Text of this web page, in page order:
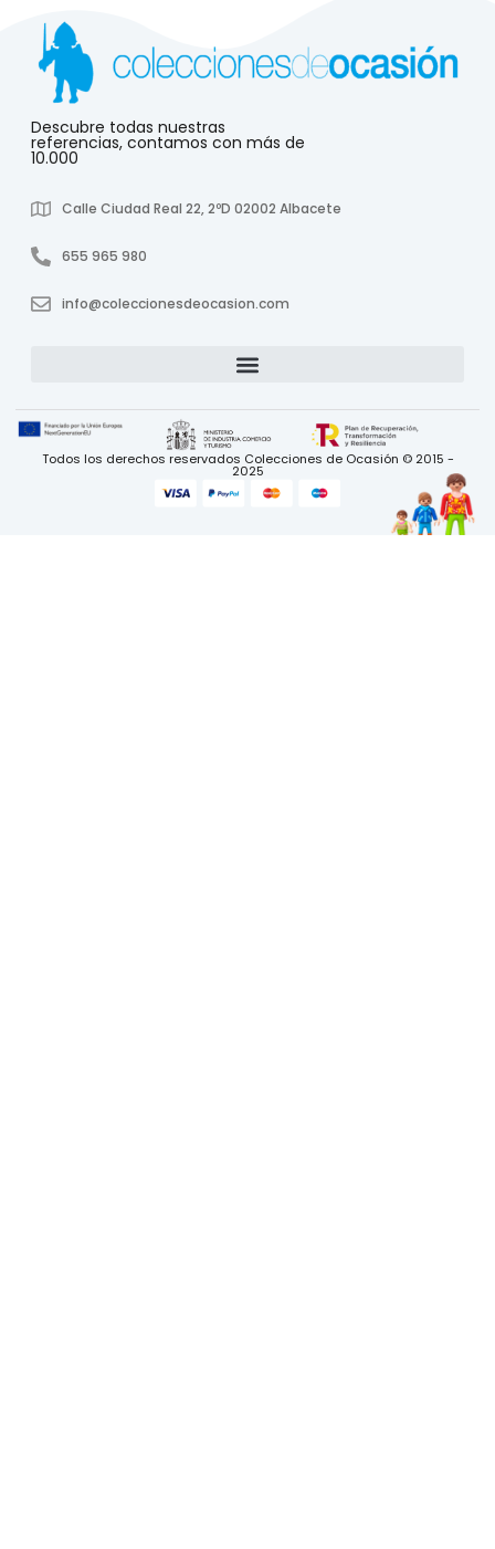
Descubre todas nuestras
referencias, contamos con más de
10.000
Calle Ciudad Real 22, 2ºD 02002 Albacete
655 965 980
info@coleccionesdeocasion.com
Todos los derechos reservados Colecciones de Ocasión © 2015 -
2025